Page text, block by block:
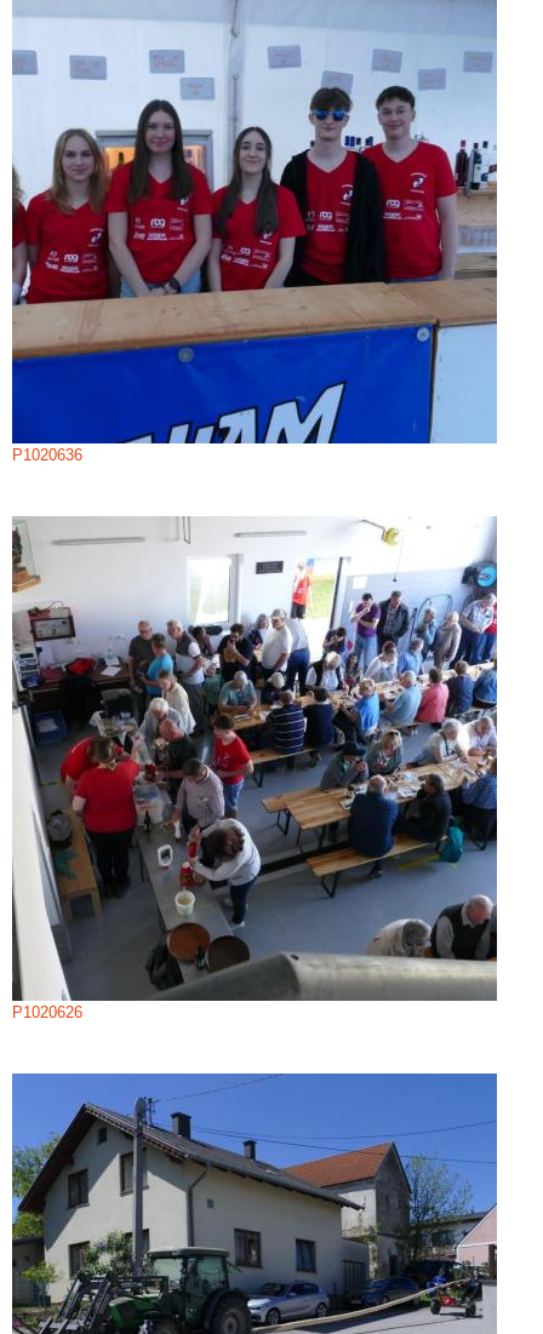
P1020636
P1020626